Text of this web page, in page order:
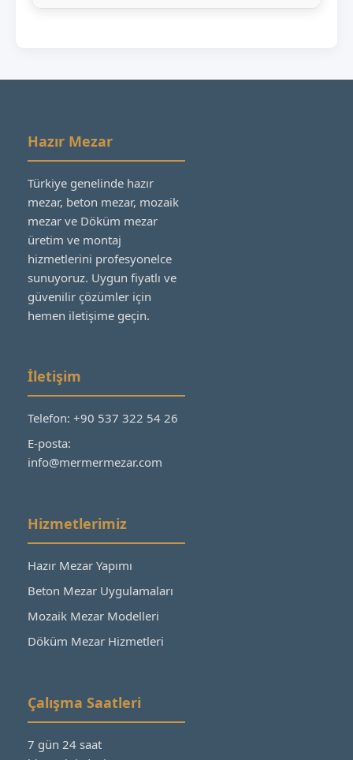
Hazır Mezar
Türkiye genelinde hazır
mezar, beton mezar, mozaik
mezar ve Döküm mezar
üretim ve montaj
hizmetlerini profesyonelce
sunuyoruz. Uygun fiyatlı ve
güvenilir çözümler için
hemen iletişime geçin.
İletişim
Telefon: +90 537 322 54 26
E-posta:
info@mermermezar.com
Hizmetlerimiz
Hazır Mezar Yapımı
Beton Mezar Uygulamaları
Mozaik Mezar Modelleri
Döküm Mezar Hizmetleri
Çalışma Saatleri
7 gün 24 saat